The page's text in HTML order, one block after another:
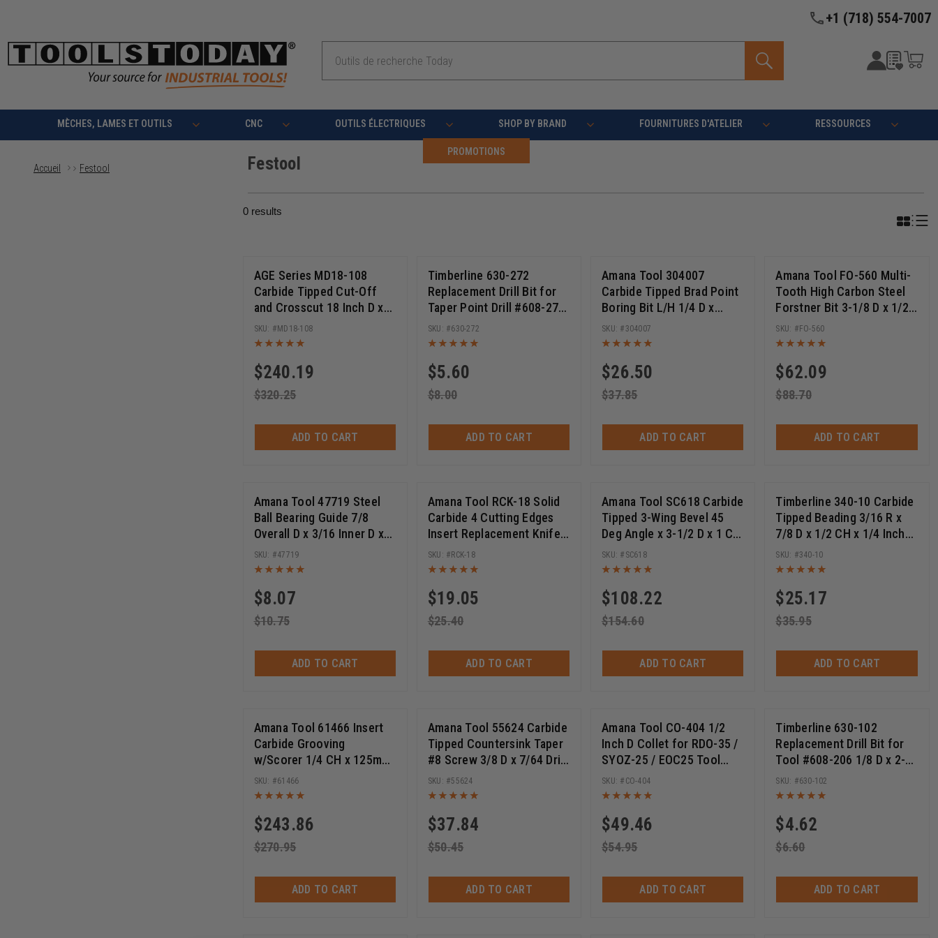
+1 (718) 554-7007
MÈCHES, LAMES ET OUTILS CNC OUTILS ÉLECTRIQUES SHOP BY BRAND FOURNITURES D'ATELIER RESSOURCES
PROMOTIONS
Accueil
Festool Festool
0results
AGE Series MD18-108
Carbide Tipped Cut-Off
and Crosscut 18 Inch D x
108T ATB, 10 Deg, 1 Inch
Bore, Circular Saw Blade
$240.19
$320.25
MD18-108
ADD TO CART
Timberline 630-272
Replacement Drill Bit for
Taper Point Drill #608-272
11/64 D x 3-1/4 Long
$5.60
$8.00
630-272
ADD TO CART
Amana Tool 304007
Carbide Tipped Brad Point
Boring Bit L/H 1/4 D x
70mm Long x 10mm SHK
$26.50
$37.85
304007
ADD TO CART
Amana Tool FO-560 Multi-
Tooth High Carbon Steel
Forstner Bit 3-1/8 D x 1/2
Inch SHK
$62.09
$88.70
FO-560
ADD TO CART
Amana Tool 47719 Steel
Ball Bearing Guide 7/8
Overall D x 3/16 Inner D x
3/16 Height
$8.07
$10.75
47719
ADD TO CART
Amana Tool RCK-18 Solid
Carbide 4 Cutting Edges
Insert Replacement Knife
General Purpose Wood,
Chipboard, Plywood 18 x
$19.05
$25.40
RCK-18
ADD TO CART
Amana Tool SC618 Carbide
Tipped 3-Wing Bevel 45
Deg Angle x 3-1/2 D x 1 CH
x 1/2 & 3/4 Bore Shaper
Cutter
$108.22
$154.60
SC618
ADD TO CART
Timberline 340-10 Carbide
Tipped Beading 3/16 R x
7/8 D x 1/2 CH x 1/4 Inch
SHK Router Bit
$25.17
$35.95
340-10
ADD TO CART
Amana Tool 61466 Insert
Carbide Grooving
w/Scorer 1/4 CH x 125mm
(5) D x 1-1/4 Bore Shaper
Cutter
$243.86
$270.95
61466
ADD TO CART
Amana Tool 55624 Carbide
Tipped Countersink Taper
#8 Screw 3/8 D x 7/64 Drill
D x 1/4 Hex SHK
$37.84
$50.45
55624
ADD TO CART
Amana Tool CO-404 1/2
Inch D Collet for RDO-35 /
SYOZ-25 / EOC25 Tool
Holder
$49.46
$54.95
CO-404
ADD TO CART
Timberline 630-102
Replacement Drill Bit for
Tool #608-206 1/8 D x 2-
9/16 Long
$4.62
$6.60
630-102
ADD TO CART